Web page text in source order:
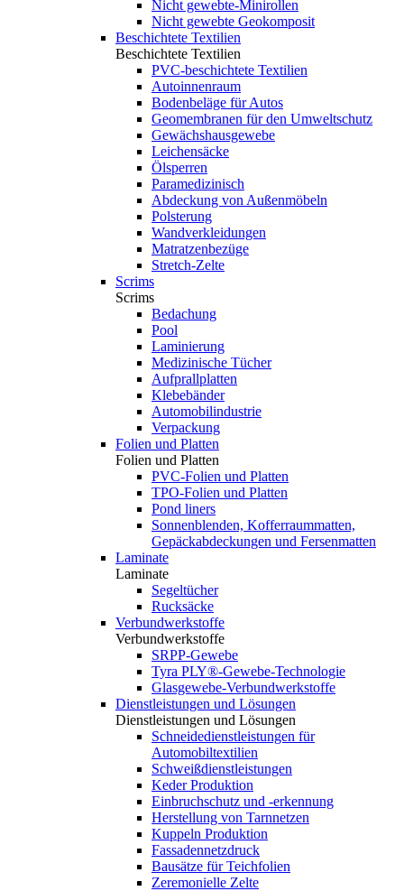
Nicht gewebte-Minirollen
Nicht gewebte Geokomposit
Beschichtete Textilien
Beschichtete Textilien
PVC-beschichtete Textilien
Autoinnenraum
Bodenbeläge für Autos
Geomembranen für den Umweltschutz
Gewächshausgewebe
Leichensäcke
Ölsperren
Paramedizinisch
Abdeckung von Außenmöbeln
Polsterung
Wandverkleidungen
Matratzenbezüge
Stretch-Zelte
Scrims
Scrims
Bedachung
Pool
Laminierung
Medizinische Tücher
Aufprallplatten
Klebebänder
Automobilindustrie
Verpackung
Folien und Platten
Folien und Platten
PVC-Folien und Platten
TPO-Folien und Platten
Pond liners
Sonnenblenden, Kofferraummatten,
Gepäckabdeckungen und Fersenmatten
Laminate
Laminate
Segeltücher
Rucksäcke
Verbundwerkstoffe
Verbundwerkstoffe
SRPP-Gewebe
Tyra PLY®-Gewebe-Technologie
Glasgewebe-Verbundwerkstoffe
Dienstleistungen und Lösungen
Dienstleistungen und Lösungen
Schneidedienstleistungen für
Automobiltextilien
Schweißdienstleistungen
Keder Produktion
Einbruchschutz und -erkennung
Herstellung von Tarnnetzen
Kuppeln Produktion
Fassadennetzdruck
Bausätze für Teichfolien
Zeremonielle Zelte